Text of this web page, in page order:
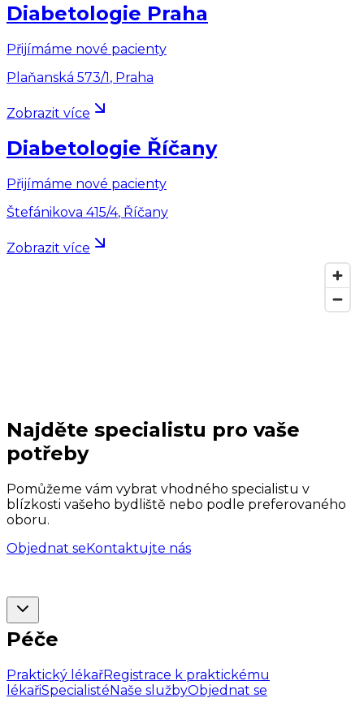
Diabetologie Praha
Přijímáme nové pacienty
Plaňanská 573/1, Praha
Zobrazit více
Diabetologie Říčany
Přijímáme nové pacienty
Štefánikova 415/4, Říčany
Zobrazit více
Najděte specialistu pro vaše
potřeby
Pomůžeme vám vybrat vhodného specialistu v
blízkosti vašeho bydliště nebo podle preferovaného
oboru.
Objednat se Kontaktujte nás
Péče
Praktický lékařRegistrace k praktickému
lékařiSpecialistéNaše službyObjednat se